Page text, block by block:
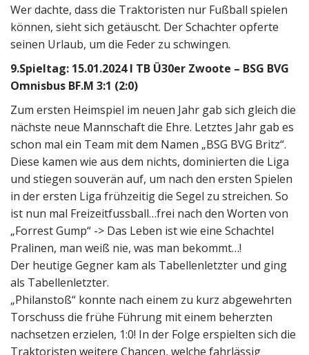
Wer dachte, dass die Traktoristen nur Fußball spielen
können, sieht sich getäuscht. Der Schachter opferte
seinen Urlaub, um die Feder zu schwingen.
9.Spieltag: 15.01.2024 I TB Ü30er Zwoote – BSG BVG
Omnisbus BF.M 3:1 (2:0)
Zum ersten Heimspiel im neuen Jahr gab sich gleich die
nächste neue Mannschaft die Ehre. Letztes Jahr gab es
schon mal ein Team mit dem Namen „BSG BVG Britz“.
Diese kamen wie aus dem nichts, dominierten die Liga
und stiegen souverän auf, um nach den ersten Spielen
in der ersten Liga frühzeitig die Segel zu streichen. So
ist nun mal Freizeitfussball…frei nach den Worten von
„Forrest Gump“ -> Das Leben ist wie eine Schachtel
Pralinen, man weiß nie, was man bekommt…!
Der heutige Gegner kam als Tabellenletzter und ging
als Tabellenletzter.
„Philanstoß“ konnte nach einem zu kurz abgewehrten
Torschuss die frühe Führung mit einem beherzten
nachsetzen erzielen, 1:0! In der Folge erspielten sich die
Traktoristen weitere Chancen, welche fahrlässig